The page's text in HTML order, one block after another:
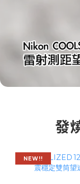
發
NEW!!